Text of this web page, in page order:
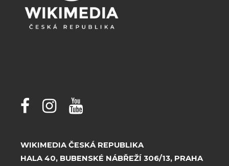
WIKIMEDIA ČESKÁ REPUBLIKA
HALA 40, BUBENSKÉ NÁBŘEŽÍ 306/13, PRAHA